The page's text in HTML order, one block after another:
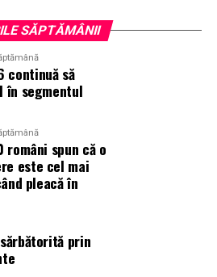
mai mult decât
a lansat și o serie
YouTube , unde poate fi urmărit
de la inspirație și alegerea
competiția dintre parfumieri.
Nu există un răspuns universal.
proaspete, citrice și energice,
ul sunt alegerea ideală. Dacă
de santal sunt perfecte
SĂPTĂMÂNII
continuă să
în segmentul
români spun că o
este cel mai
pleacă în
prin